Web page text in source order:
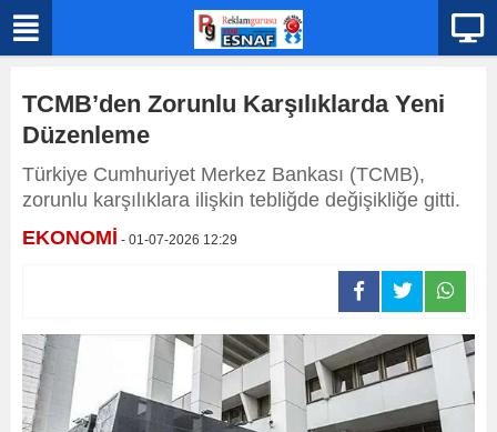
TCMB’den Zorunlu Karşılıklarda Yeni
Düzenleme
Türkiye Cumhuriyet Merkez Bankası (TCMB),
zorunlu karşılıklara ilişkin tebliğde değişikliğe gitti.
EKONOMİ - 01-07-2026 12:29